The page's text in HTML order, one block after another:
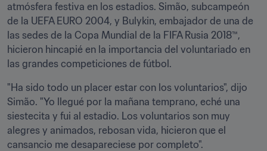
atmósfera festiva en los estadios. Simão, subcampeón
de la UEFA EURO 2004, y Bulykin, embajador de una de
las sedes de la Copa Mundial de la FIFA Rusia 2018™,
hicieron hincapié en la importancia del voluntariado en
las grandes competiciones de fútbol.
"Ha sido todo un placer estar con los voluntarios", dijo
Simão. "Yo llegué por la mañana temprano, eché una
siestecita y fui al estadio. Los voluntarios son muy
alegres y animados, rebosan vida, hicieron que el
cansancio me desapareciese por completo".